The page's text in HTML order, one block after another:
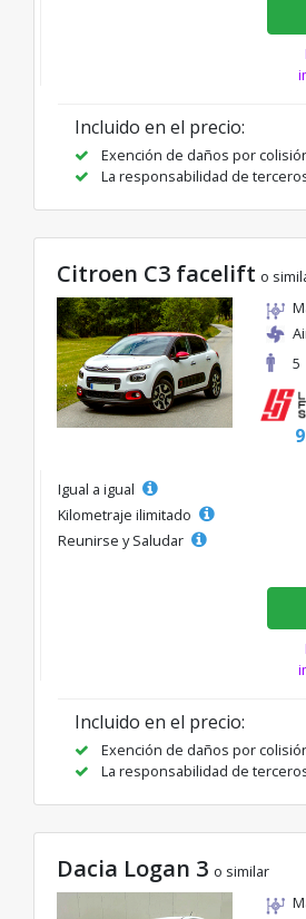
Incluido en el precio:
Exención de daños por
La responsabilidad de
Citroen C3 facelift o
5
Igual a igual
Kilometraje ilimitado
Reunirse y Saludar
Incluido en el precio:
Exención de daños por
La responsabilidad de
Dacia Logan 3 o similar